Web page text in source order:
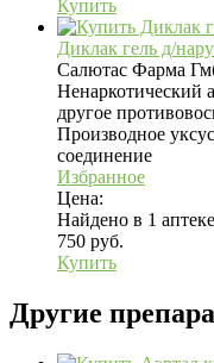
Купить
Диклак гель д/
Салютас Фарма
Ненаркотический
другое
Производное
соединение
Избранное
Цена:
Найдено в 1 аптеке
750 руб.
Купить
Другие